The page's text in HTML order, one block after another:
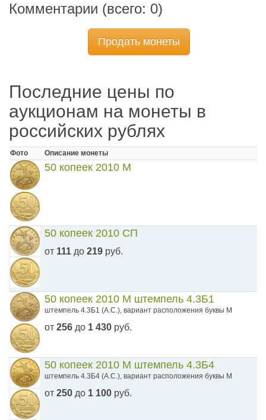
Комментарии (всего: 0)
Продать монеты
Последние цены по
аукционам на монеты в
российских рублях
Фото Описание монеты
50 копеек 2010 М
50 копеек 2010 СП
от 111 до 219 руб.
50 копеек 2010 М штемпель 4.3Б1
штемпель 4.3Б1 (А.С.), вариант расположения буквы М
от 256 до 1 430 руб.
50 копеек 2010 М штемпель 4.3Б4
штемпель 4.3Б4 (А.С.), вариант расположения буквы М
от 250 до 1 100 руб.